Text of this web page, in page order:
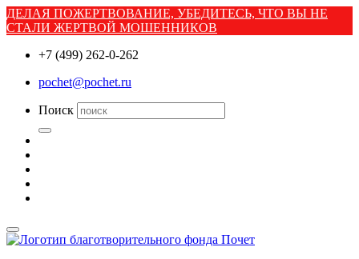
ДЕЛАЯ ПОЖЕРТВОВАНИЕ, УБЕДИТЕСЬ, ЧТО ВЫ НЕ
СТАЛИ ЖЕРТВОЙ МОШЕННИКОВ
+7 (499) 262-0-262
pochet@pochet.ru
Поиск